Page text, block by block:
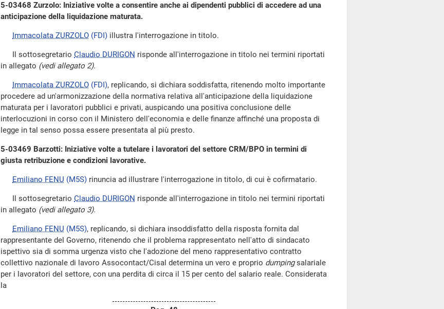
5-03468 Zurzolo: Iniziative volte a consentire anche ai dipendenti pubblici di accedere ad una
anticipazione della liquidazione maturata.
Immacolata ZURZOLO (FDI) illustra l'interrogazione in titolo.
Il sottosegretario Claudio DURIGON risponde all'interrogazione in titolo nei termini riportati
in allegato (vedi allegato 2).
Immacolata ZURZOLO (FDI), replicando, si dichiara soddisfatta, ritenendo molto importante
procedere ad un'armonizzazione della normativa relativa all'anticipazione della liquidazione
maturata per i lavoratori pubblici e privati, auspicando una positiva conclusione delle
interlocuzioni in corso con il Ministero dell'economia e delle finanze affinché una proposta di
legge in tal senso possa essere presentata al più presto.
5-03469 Barzotti: Iniziative volte a tutelare i lavoratori del settore CRM/BPO in termini di
giusta retribuzione e condizioni lavorative.
Emiliano FENU (M5S) rinuncia ad illustrare l'interrogazione in titolo, di cui è cofirmatario.
Il sottosegretario Claudio DURIGON risponde all'interrogazione in titolo nei termini riportati
in allegato (vedi allegato 3).
Emiliano FENU (M5S), replicando, si dichiara insoddisfatto della risposta fornita dal
rappresentante del Governo, ritenendo che il problema rappresentato nell'atto di sindacato
ispettivo sia di somma urgenza visto che l'adozione del meno rappresentativo contratto
collettivo nazionale di lavoro Assocontact/Cisal determina un vero e proprio dumpingsalariale
per i lavoratori del settore, con una perdita di circa il 15 per cento del salario reale. Considerata
la